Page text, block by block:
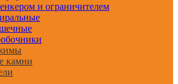
и ограничителем
камни